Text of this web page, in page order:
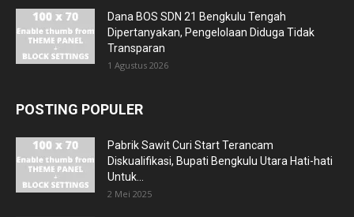
Dana BOS SDN 21 Bengkulu Tengah
Dipertanyakan, Pengelolaan Diduga Tidak
Transparan
1 Agustus 2026
POSTING POPULER
Pabrik Sawit Curi Start Terancam
Diskualifikasi, Bupati Bengkulu Utara Hati-hati
Untuk...
2 Mei 2025